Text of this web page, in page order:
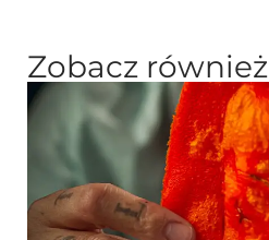
Zobacz również